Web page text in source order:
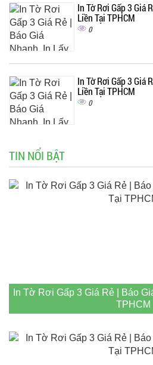
In Tờ Rơi Gấp 3 Giá
Liền Tại TPHCM
0
In Tờ Rơi Gấp 3 Giá
Liền Tại TPHCM
0
TIN NỔI BẬT
In Tờ Rơi Gấp 3 Giá Rẻ | Báo
TPHCM